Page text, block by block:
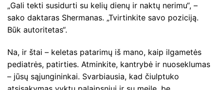
„Gali tekti susidurti su kelių dienų ir naktų nerimu“, –
sako daktaras Shermanas. „Tvirtinkite savo poziciją.
Būk autoritetas“.
Na, ir štai – keletas patarimų iš mano, kaip ilgametės
pediatrės, patirties. Atminkite, kantrybė ir nuoseklumas
– jūsų sąjungininkai. Svarbiausia, kad čiulptuko